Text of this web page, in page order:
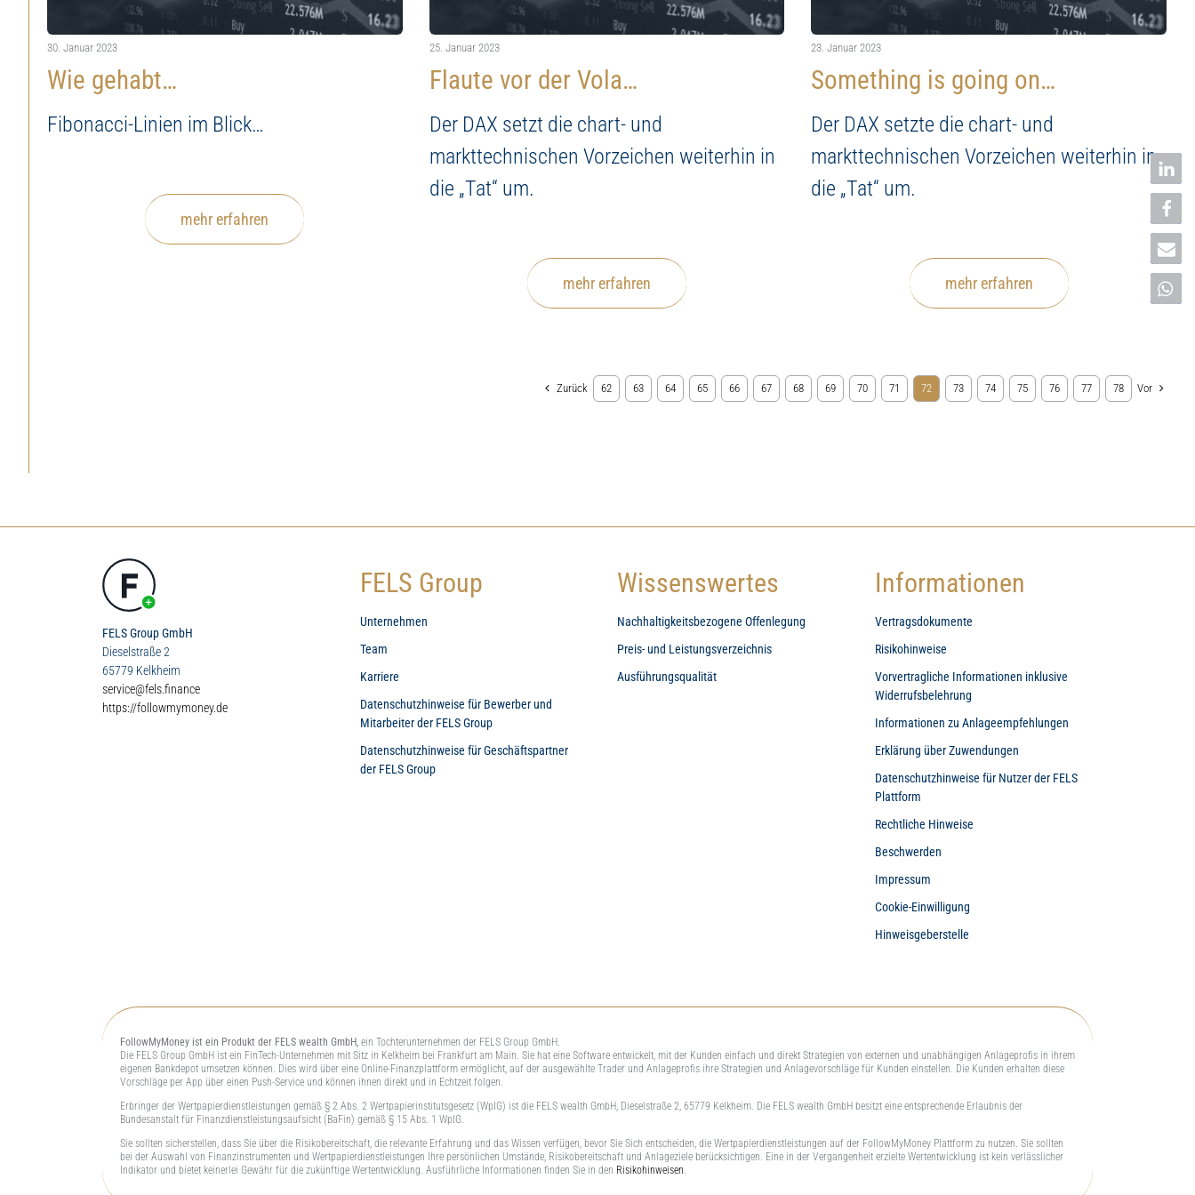
30. Januar 2023
Wie gehabt…
Fibonacci-Linien im Blick…
mehr erfahren
25. Januar 2023
Flaute vor der Vola…
Der DAX setzt die chart- und
markttechnischen Vorzeichen weiterhin in
die „Tat“ um.
mehr erfahren
23. Januar 2023
Something is going on…
Der DAX setzte die chart- und
markttechnischen Vorzeichen weiterhin in
die „Tat“ um.
mehr erfahren
Zurück 62 63 64 65 66 67 68 69 70 71 72 73 74 75 76 77 78 Vor
FELS Group GmbH
Dieselstraße 2
65779 Kelkheim
service@fels.finance
https://followmymoney.de
FELS Group
Unternehmen
Team
Karriere
Datenschutzhinweise für Bewerber und
Mitarbeiter der FELS Group
Datenschutzhinweise für Geschäftspartner
der FELS Group
Wissenswertes
Nachhaltigkeitsbezogene Offenlegung
Preis- und Leistungsverzeichnis
Ausführungsqualität
Informationen
Vertragsdokumente
Risikohinweise
Vorvertragliche Informationen inklusive
Widerrufsbelehrung
Informationen zu Anlageempfehlungen
Erklärung über Zuwendungen
Datenschutzhinweise für Nutzer der FELS
Plattform
Rechtliche Hinweise
Beschwerden
Impressum
Cookie-Einwilligung
Hinweisgeberstelle
FollowMyMoney ist ein Produkt der FELS wealth GmbH, ein Tochterunternehmen der FELS Group GmbH.
Die FELS Group GmbH ist ein FinTech-Unternehmen mit Sitz in Kelkheim bei Frankfurt am Main. Sie hat eine Software entwickelt, mit der Kunden einfach und direkt Strategien von externen und unabhängigen Anlageprofis in ihrem
eigenen Bankdepot umsetzen können. Dies wird über eine Online-Finanzplattform ermöglicht, auf der ausgewählte Trader und Anlageprofis ihre Strategien und Anlagevorschläge für Kunden einstellen. Die Kunden erhalten diese
Vorschläge per App über einen Push-Service und können ihnen direkt und in Echtzeit folgen.
Erbringer der Wertpapierdienstleistungen gemäß § 2 Abs. 2 Wertpapierinstitutsgesetz (WpIG) ist die FELS wealth GmbH, Dieselstraße 2, 65779 Kelkheim. Die FELS wealth GmbH besitzt eine entsprechende Erlaubnis der
Bundesanstalt für Finanzdienstleistungsaufsicht (BaFin) gemäß § 15 Abs. 1 WpIG.
Sie sollten sicherstellen, dass Sie über die Risikobereitschaft, die relevante Erfahrung und das Wissen verfügen, bevor Sie Sich entscheiden, die Wertpapierdienstleistungen auf der FollowMyMoney Plattform zu nutzen. Sie sollten
bei der Auswahl von Finanzinstrumenten und Wertpapierdienstleistungen Ihre persönlichen Umstände, Risikobereitschaft und Anlageziele berücksichtigen. Eine in der Vergangenheit erzielte Wertentwicklung ist kein verlässlicher
Indikator und bietet keinerlei Gewähr für die zukünftige Wertentwicklung. Ausführliche Informationen finden Sie in den Risikohinweisen